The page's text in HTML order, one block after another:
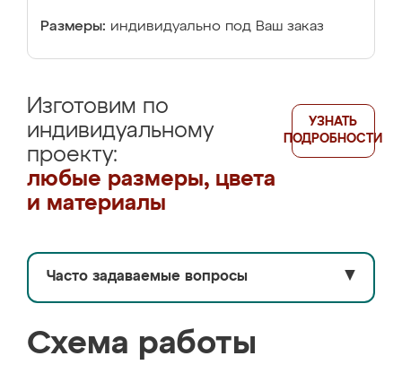
Размеры: индивидуально под Ваш заказ
Изготовим по
индивидуальному
проекту:
любые размеры, цвета
и материалы
УЗНАТЬ
ПОДРОБНОСТИ
Часто задаваемые вопросы ▼
Схема работы